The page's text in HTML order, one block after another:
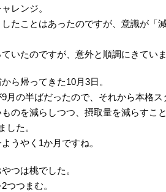
レンジ。
たことはあったのですが、意識が「
いたのですが、意外と順調にきていま
ら帰ってきた10月3日。
月の半ばだったので、それから本格
のを減らしつつ、摂取量を減らすこ
した。
うやく1か月ですね。
つは桃でした。
つつまむ。